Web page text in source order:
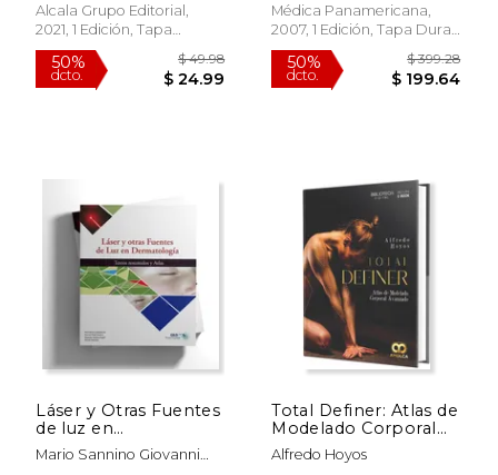
Alcala Grupo Editorial,
2021, 1 Edición, Tapa
Blanda, Nuevo
50%
dcto. $ 24.99
Médica Panamericana,
2007, 1 Edición, Tapa Dura,
Nuevo
50%
dcto.
Láser y Otras Fuentes
de luz en
Dermatología. Textos
Resumidos y Atlas
Mario Sannino Giovanni
Total Definer: Atlas de
Modelado Corporal
Avanzado. Incluye e-
book
Alfredo Hoyos